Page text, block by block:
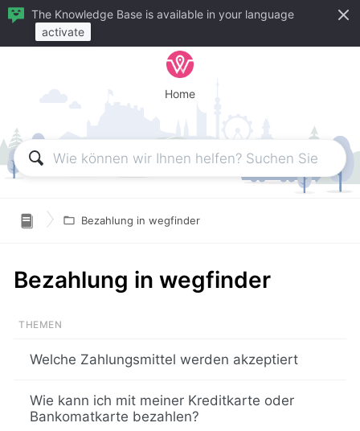
The Knowledge Base is available in your language
activate
Home
 Bezahlung in wegfinder
Bezahlung in wegfinder
Welche Zahlungsmittel werden akzeptiert
Wie kann ich mit meiner Kreditkarte oder
Bankomatkarte bezahlen?